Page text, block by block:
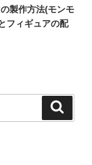
製作方法(モンモ
ィギュアの配